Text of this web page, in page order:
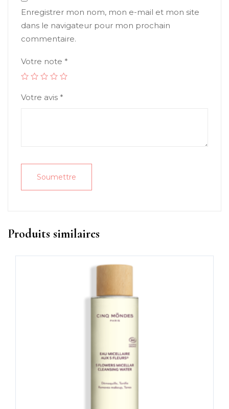
Enregistrer mon nom, mon e-mail et mon site
dans le navigateur pour mon prochain
commentaire.
Votre note *
Votre avis *
Produits similaires